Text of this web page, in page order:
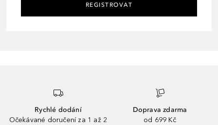
REGISTROVAT
Rychlé dodání
Očekávané doručení za 1 až 2
Doprava zdarma
od 699 Kč